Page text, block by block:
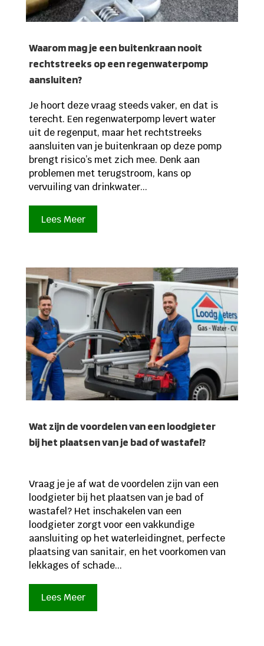
Waarom mag je een buitenkraan nooit
rechtstreeks op een regenwaterpomp
aansluiten?
Je hoort deze vraag steeds vaker, en dat is
terecht. Een regenwaterpomp levert water
uit de regenput, maar het rechtstreeks
aansluiten van je buitenkraan op deze pomp
brengt risico’s met zich mee. Denk aan
problemen met terugstroom, kans op
vervuiling van drinkwater...
Lees Meer
Wat zijn de voordelen van een loodgieter
bij het plaatsen van je bad of wastafel?
Vraag je je af wat de voordelen zijn van een
loodgieter bij het plaatsen van je bad of
wastafel? Het inschakelen van een
loodgieter zorgt voor een vakkundige
aansluiting op het waterleidingnet, perfecte
plaatsing van sanitair, en het voorkomen van
lekkages of schade...
Lees Meer